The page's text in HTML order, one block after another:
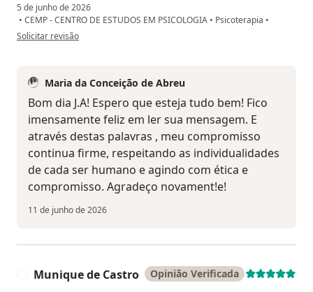
5 de junho de 2026
• CEMP - CENTRO DE ESTUDOS EM PSICOLOGIA • Psicoterapia •
na opinião do utilizador J.A
Solicitar revisão
Maria da Conceição de Abreu
Bom dia J.A! Espero que esteja tudo bem! Fico
imensamente feliz em ler sua mensagem. E
através destas palavras , meu compromisso
continua firme, respeitando as individualidades
de cada ser humano e agindo com ética e
compromisso. Agradeço novament!e!
11 de junho de 2026
Munique de Castro Opinião Verificada